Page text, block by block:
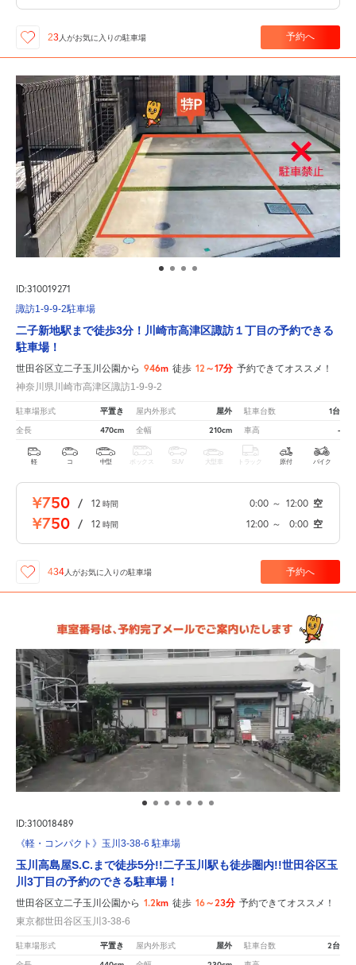
23 人がお気に入りの駐車場 予約へ
ID:310019271
諏訪1-9-9-2駐車場
二子新地駅まで徒歩3分！川崎市高津区諏訪１丁目の予約できる
駐車場！
世田谷区立二子玉川公園から 946m 徒歩 12～17分 予約できてオススメ！
神奈川県川崎市高津区諏訪1-9-9-2
駐車場形式 平置き 屋内外形式 屋外 駐車台数 1台
全長 470cm 全幅 210cm 車高 -
軽 コ 中型 ボックス SUV 大型車 トラック 原付 バイク
¥750 / 12 時間 0:00 ～ 12:00 空
¥750 / 12 時間 12:00 ～ 0:00 空
434人がお気に入りの駐車場 予約へ
ID:310018489
《軽・コンパクト》玉川3-38-6 駐車場
玉川高島屋S.C.まで徒歩5分!!二子玉川駅も徒歩圏内!!世田谷区玉
川3丁目の予約のできる駐車場！
世田谷区立二子玉川公園から 1.2km 徒歩 16～23分 予約できてオススメ！
東京都世田谷区玉川3-38-6
駐車場形式 平置き 屋内外形式 屋外 駐車台数 2台